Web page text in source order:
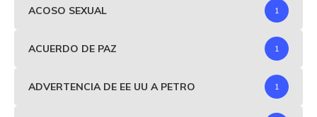
ACOSO SEXUAL 1
ACUERDO DE PAZ 1
ADVERTENCIA DE EE UU A PETRO 1